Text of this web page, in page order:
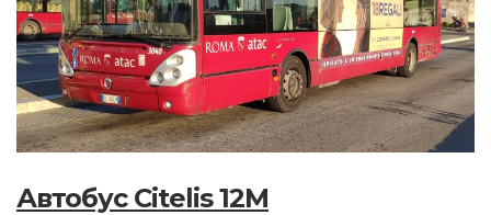
Автобус Citelis 12M